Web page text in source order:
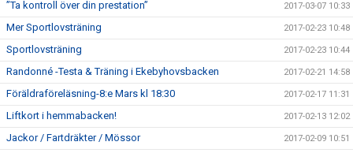
”Ta kontroll över din prestation” 2017-03-07 10:33
Mer Sportlovsträning 2017-02-23 10:48
Sportlovsträning 2017-02-23 10:44
Randonné -Testa & Träning i Ekebyhovsbacken 2017-02-21 14:58
Föräldraföreläsning-8:e Mars kl 18:30 2017-02-17 11:31
Liftkort i hemmabacken! 2017-02-13 12:02
Jackor / Fartdräkter / Mössor 2017-02-09 10:51